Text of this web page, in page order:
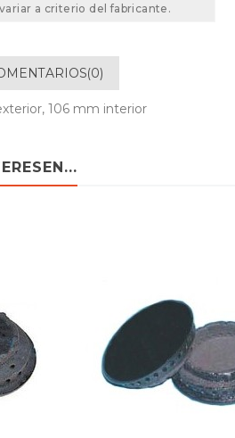
a criterio del fabricante.
106 mm interior